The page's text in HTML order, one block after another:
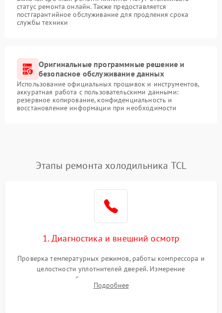
статус ремонта онлайн. Также предоставляется
постгарантийное обслуживание для продления срока
службы техники
Оригинальные программные решение и
безопасное обслуживание данных
Использование официальных прошивок и инструментов,
аккуратная работа с пользовательскими данными:
резервное копирование, конфиденциальность и
восстановление информации при необходимости
Этапы ремонта холодильника TCL
1. Диагностика и внешний осмотр
Проверка температурных режимов, работы компрессора и
целостности уплотнителей дверей. Измерение
сопротивления обмоток мотора, проверка термостата и
считывание кодов ошибок с электронного дисплея.
Подробнее